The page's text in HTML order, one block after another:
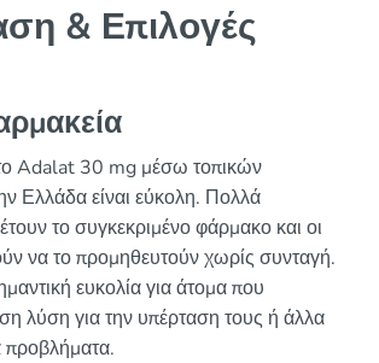
& Επιλογές
Adalat 30 mg μέσω τοπικών
Ελλάδα είναι εύκολη. Πολλά
το συγκεκριμένο φάρμακο και οι
να το προμηθευτούν χωρίς συνταγή.
ευκολία για άτομα που
λύση για την υπέρταση τους ή άλλα
προβλήματα.